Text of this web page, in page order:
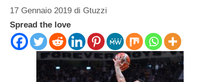
17 Gennaio 2019 di Gtuzzi
Spread the love